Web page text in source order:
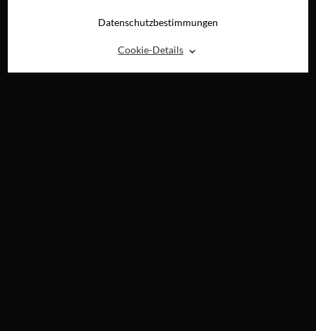
Datenschutzbestimmungen
Cookie-Details ⌃